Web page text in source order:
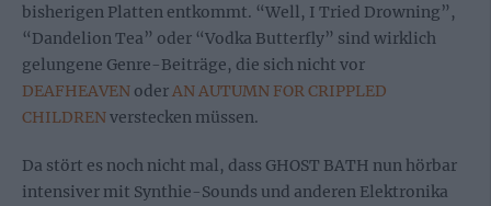
bisherigen Platten entkommt. “Well, I Tried Drowning”,
“Dandelion Tea” oder “Vodka Butterfly” sind wirklich
gelungene Genre-Beiträge, die sich nicht vor
DEAFHEAVEN oder AN AUTUMN FOR CRIPPLED
CHILDRENverstecken müssen.
Da stört es noch nicht mal, dass GHOST BATH nun hörbar
intensiver mit Synthie-Sounds und anderen Elektronika